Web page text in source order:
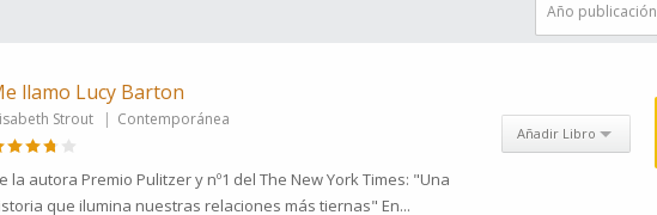
Año publicación
llamo Lucy Barton
Strout Contemporánea
la autora Premio Pulitzer y nº1 del The New York Times: "Una
que ilumina nuestras relaciones más tiernas" En...
Añadir Libro